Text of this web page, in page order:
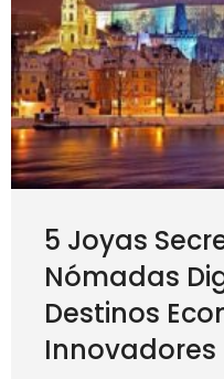
5 Joyas
Nómadas
Destinos
Innovadores